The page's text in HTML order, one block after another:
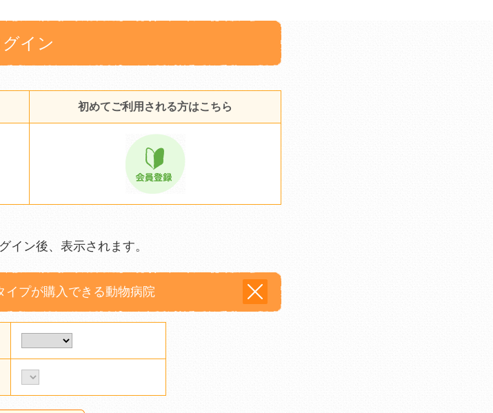
イン
初めてご利用される方はこちら
イン後、表示されます。
プが購入できる動物病院